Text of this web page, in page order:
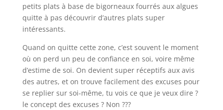
petits plats à base de bigorneaux fourrés aux algues
quitte à pas découvrir d’autres plats super
intéressants.
Quand on quitte cette zone, c’est souvent le moment
où on perd un peu de confiance en soi, voire même
d’estime de soi. On devient super réceptifs aux avis
des autres, et on trouve facilement des excuses pour
se replier sur soi-même, tu vois ce que je veux dire ?
le concept des excuses ? Non ???